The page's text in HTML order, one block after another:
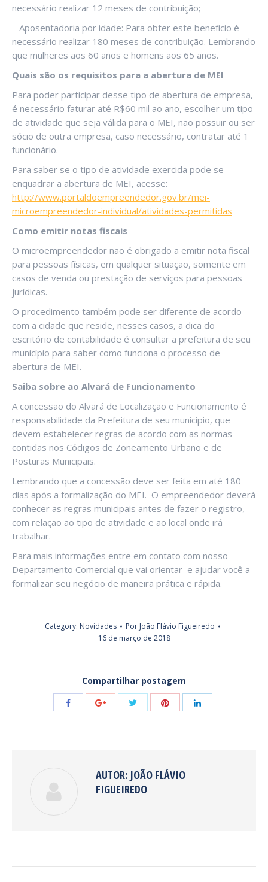
necessário realizar 12 meses de contribuição;
– Aposentadoria por idade: Para obter este benefício é
necessário realizar 180 meses de contribuição. Lembrando
que mulheres aos 60 anos e homens aos 65 anos.
Quais são os requisitos para a abertura de MEI
Para poder participar desse tipo de abertura de empresa,
é necessário faturar até R$60 mil ao ano, escolher um tipo
de atividade que seja válida para o MEI, não possuir ou ser
sócio de outra empresa, caso necessário, contratar até 1
funcionário.
Para saber se o tipo de atividade exercida pode se
enquadrar a abertura de MEI, acesse:
http://www.portaldoempreendedor.gov.br/mei-
microempreendedor-individual/atividades-permitidas
Como emitir notas fiscais
O microempreendedor não é obrigado a emitir nota fiscal
para pessoas físicas, em qualquer situação, somente em
casos de venda ou prestação de serviços para pessoas
jurídicas.
O procedimento também pode ser diferente de acordo
com a cidade que reside, nesses casos, a dica do
escritório de contabilidade é consultar a prefeitura de seu
município para saber como funciona o processo de
abertura de MEI.
Saiba sobre ao Alvará de Funcionamento
A concessão do Alvará de Localização e Funcionamento é
responsabilidade da Prefeitura de seu município, que
devem estabelecer regras de acordo com as normas
contidas nos Códigos de Zoneamento Urbano e de
Posturas Municipais.
Lembrando que a concessão deve ser feita em até 180
dias após a formalização do MEI. O empreendedor deverá
conhecer as regras municipais antes de fazer o registro,
com relação ao tipo de atividade e ao local onde irá
trabalhar.
Para mais informações entre em contato com nosso
Departamento Comercial que vai orientar e ajudar você a
formalizar seu negócio de maneira prática e rápida.
Category: Novidades Por João Flávio Figueiredo
16 de março de 2018
Compartilhar postagem
AUTOR: JOÃO FLÁVIO
FIGUEIREDO